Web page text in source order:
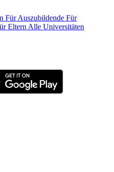
Für Auszubildende Für
Eltern Alle Universitäten